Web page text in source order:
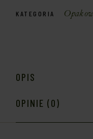
KATEGORIA
OPIS
OPINIE (0)